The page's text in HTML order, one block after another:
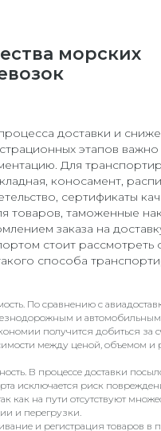
морских
доставки и
этапов
Для
коносамент,
сертификаты
товаров, таможенные
заказа на
стоит рассмотреть
способа
По сравнению с
и автомобильным
получится добиться за
между ценой, объемом и
В процессе доставки
исключается риск
как на пути отсутствуют
и перегрузки.
и регистрация товаров в